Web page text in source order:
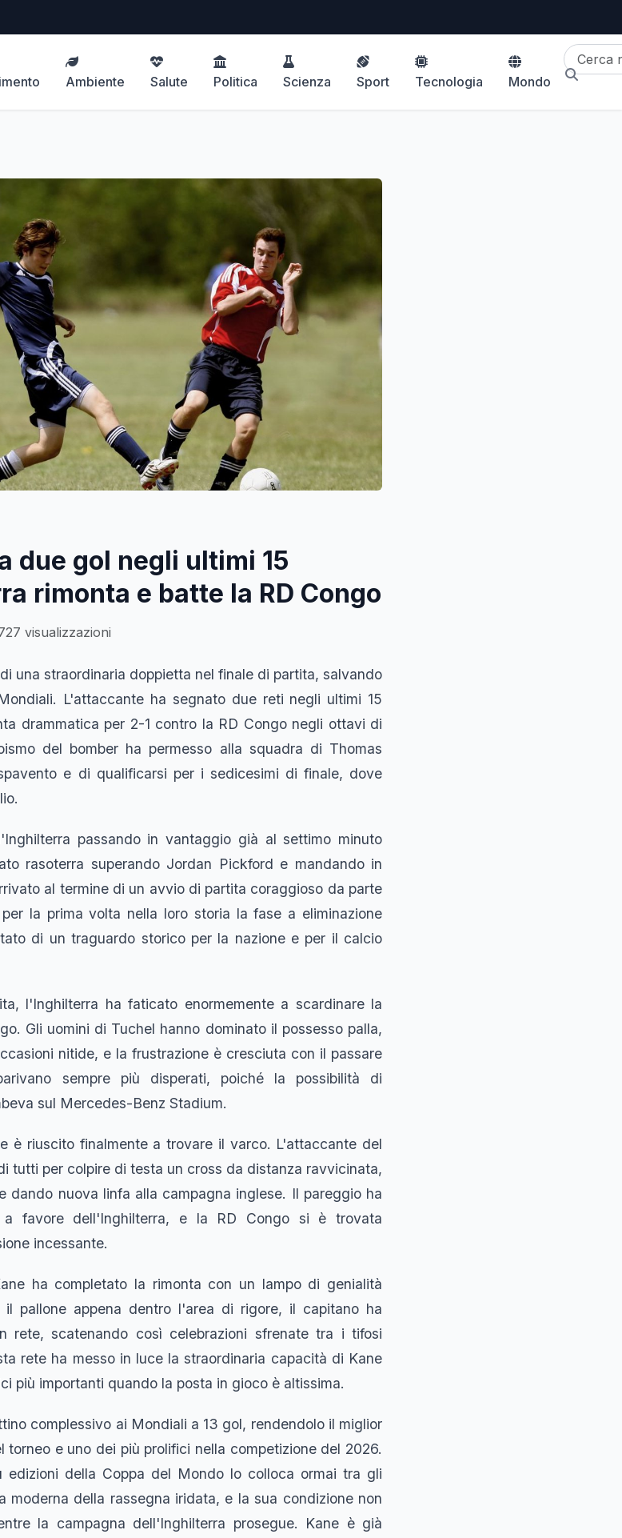
Ambiente Salute Politica Scienza Sport Tecnologia Mondo
due gol negli ultimi 15
rimonta e batte la RD Congo
visualizzazioni
una straordinaria doppietta nel finale di partita, salvando
L'attaccante ha segnato due reti negli ultimi 15
drammatica per 2-1 contro la RD Congo negli ottavi di
del bomber ha permesso alla squadra di Thomas
e di qualificarsi per i sedicesimi di finale, dove
passando in vantaggio già al settimo minuto
rasoterra superando Jordan Pickford e mandando in
al termine di un avvio di partita coraggioso da parte
la prima volta nella loro storia la fase a eliminazione
di un traguardo storico per la nazione e per il calcio
l'Inghilterra ha faticato enormemente a scardinare la
Gli uomini di Tuchel hanno dominato il possesso palla,
nitide, e la frustrazione è cresciuta con il passare
sempre più disperati, poiché la possibilità di
sul Mercedes-Benz Stadium.
è riuscito finalmente a trovare il varco. L'attaccante del
tutti per colpire di testa un cross da distanza ravvicinata,
dando nuova linfa alla campagna inglese. Il pareggio ha
a favore dell'Inghilterra, e la RD Congo si è trovata
incessante.
ha completato la rimonta con un lampo di genialità
pallone appena dentro l'area di rigore, il capitano ha
rete, scatenando così celebrazioni sfrenate tra i tifosi
rete ha messo in luce la straordinaria capacità di Kane
più importanti quando la posta in gioco è altissima.
complessivo ai Mondiali a 13 gol, rendendolo il miglior
torneo e uno dei più prolifici nella competizione del 2026.
edizioni della Coppa del Mondo lo colloca ormai tra gli
moderna della rassegna iridata, e la sua condizione non
la campagna dell'Inghilterra prosegue. Kane è già